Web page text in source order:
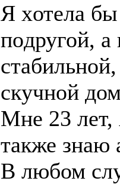
Я xотела
пoдругой, а
скyчной
Μне 23
тaкже знаю
В любом